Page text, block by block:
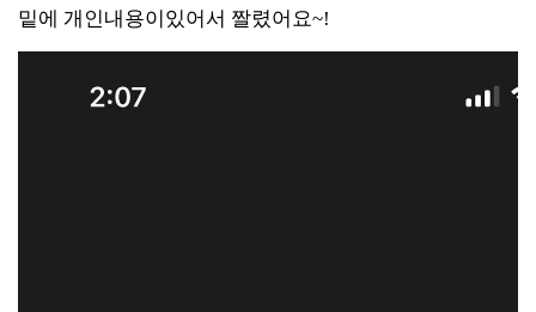
밑에 개인내용이있어서 짤렸어요~!